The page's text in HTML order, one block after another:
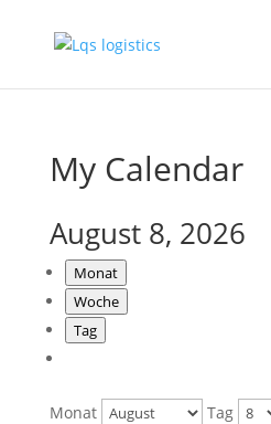
My Calendar
August 8, 2026
Monat
Woche
Tag
Monat Tag